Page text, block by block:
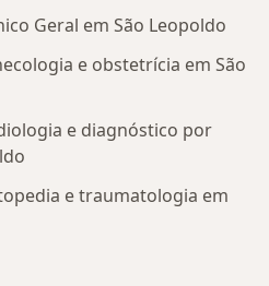
Geral em São Leopoldo
e obstetrícia em São
e diagnóstico por
e traumatologia em